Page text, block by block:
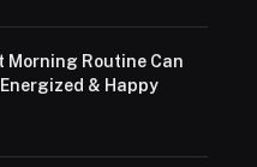
Morning Routine Can
Energized & Happy